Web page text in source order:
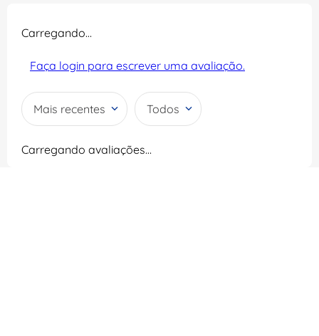
Carregando…
Faça login para escrever uma avaliação.
Mais recentes Todos
Carregando avaliações…